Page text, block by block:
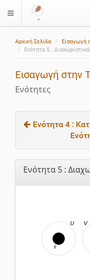
$langMenu
Αρχική Σελίδα
Εισαγωγή
Ενότητα 5 :
Εισαγωγή στην
Ενότητες
Ενότητα 4 :
Ενότητα 5 :